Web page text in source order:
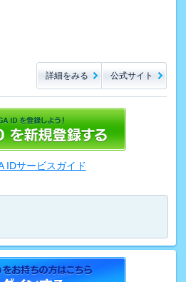
詳細をみる 公式サイト
IDサービスガイド